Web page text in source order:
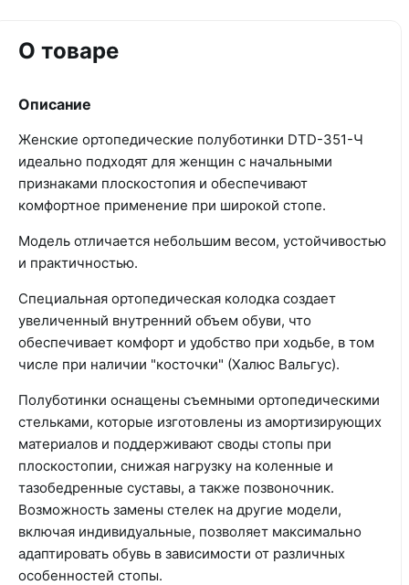
О товаре
Описание
Женские ортопедические полуботинки DTD-351-Ч
идеально подходят для женщин с начальными
признаками плоскостопия и обеспечивают
комфортное применение при широкой стопе.
Модель отличается небольшим весом, устойчивостью
и практичностью.
Специальная ортопедическая колодка создает
увеличенный внутренний объем обуви, что
обеспечивает комфорт и удобство при ходьбе, в том
числе при наличии "косточки" (Халюс Вальгус).
Полуботинки оснащены съемными ортопедическими
стельками, которые изготовлены из амортизирующих
материалов и поддерживают своды стопы при
плоскостопии, снижая нагрузку на коленные и
тазобедренные суставы, а также позвоночник.
Возможность замены стелек на другие модели,
включая индивидуальные, позволяет максимально
адаптировать обувь в зависимости от различных
особенностей стопы.